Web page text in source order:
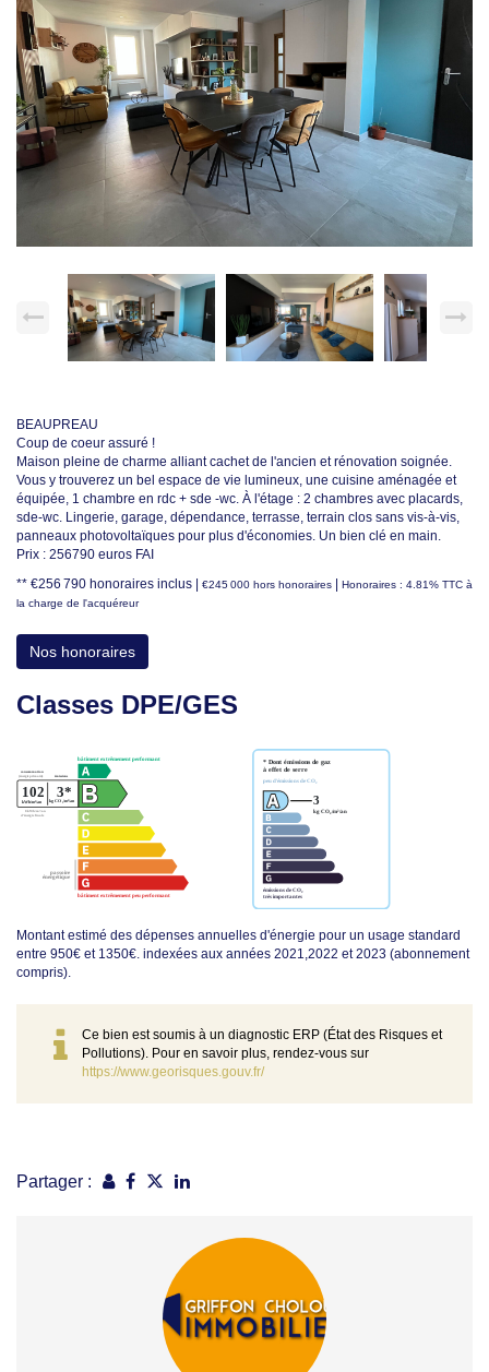
BEAUPREAU
Coup de coeur assuré !
Maison pleine de charme alliant cachet de l'ancien et rénovation soignée.
Vous y trouverez un bel espace de vie lumineux, une cuisine aménagée et
équipée, 1 chambre en rdc + sde -wc. À l'étage : 2 chambres avec placards,
sde-wc. Lingerie, garage, dépendance, terrasse, terrain clos sans vis-à-vis,
panneaux photovoltaïques pour plus d'économies. Un bien clé en main.
Prix : 256790 euros FAI
** €256 790 honoraires inclus €245 000 hors honoraires
Honoraires : 4.81% TTC à
la charge de l'acquéreur
Nos honoraires
Classes DPE/GES
Montant estimé des dépenses annuelles d'énergie pour un usage standard
entre 950€ et 1350€. indexées aux années 2021,2022 et 2023 (abonnement
compris).
Ce bien est soumis à un diagnostic ERP (État des Risques et
Pollutions). Pour en savoir plus, rendez-vous sur
https://www.georisques.gouv.fr/
Partager :